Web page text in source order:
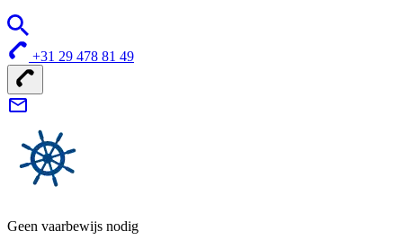
+31 29 478 81 49
Geen vaarbewijs nodig